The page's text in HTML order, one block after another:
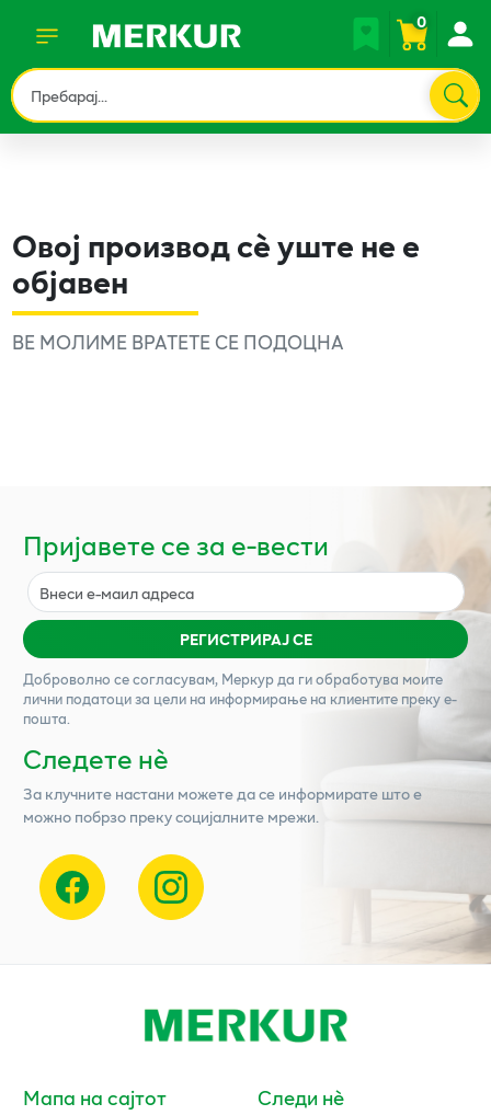
0
Овој производ сè уште не е
објавен
ВЕ МОЛИМЕ ВРАТЕТЕ СЕ ПОДОЦНА
Пријавете се за е-вести
РЕГИСТРИРАЈ СЕ
Доброволно се согласувам, Меркурда ги обработува моите
лични податоци за цели на информирање на клиентите преку е-
пошта.
Следете нѐ
За клучните настани можете да се информирате што е
можно побрзо преку социјалните мрежи.
Мапа на сајтот Следи нè